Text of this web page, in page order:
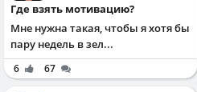
Где взять мотивацию?
Мне нужна такая, чтобы я хотя бы
пару недель в зел...
6 67